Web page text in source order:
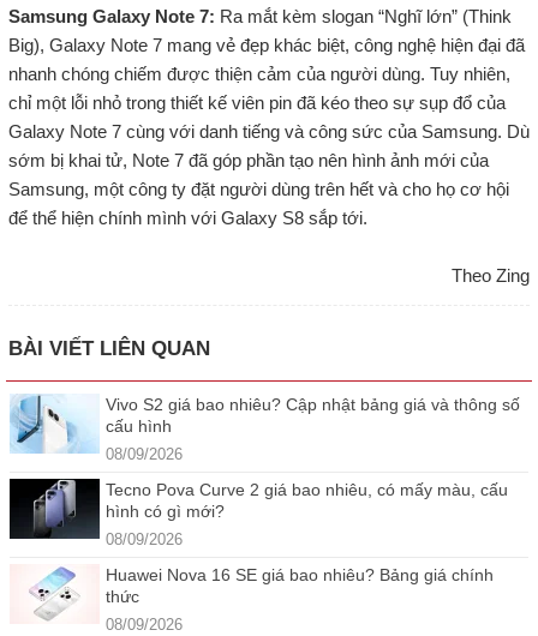
Samsung Galaxy Note 7: Ra mắt kèm slogan “Nghĩ lớn” (Think
Big), Galaxy Note 7 mang vẻ đẹp khác biệt, công nghệ hiện đại đã
nhanh chóng chiếm được thiện cảm của người dùng. Tuy nhiên,
chỉ một lỗi nhỏ trong thiết kế viên pin đã kéo theo sự sụp đổ của
Galaxy Note 7 cùng với danh tiếng và công sức của Samsung. Dù
sớm bị khai tử, Note 7 đã góp phần tạo nên hình ảnh mới của
Samsung, một công ty đặt người dùng trên hết và cho họ cơ hội
để thể hiện chính mình với Galaxy S8 sắp tới.
Theo Zing
BÀI VIẾT LIÊN QUAN
Vivo S2 giá bao nhiêu? Cập nhật bảng giá và thông số
cấu hình
08/09/2026
Tecno Pova Curve 2 giá bao nhiêu, có mấy màu, cấu
hình có gì mới?
08/09/2026
Huawei Nova 16 SE giá bao nhiêu? Bảng giá chính
thức
08/09/2026